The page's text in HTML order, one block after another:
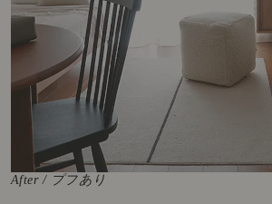
After / プフあり